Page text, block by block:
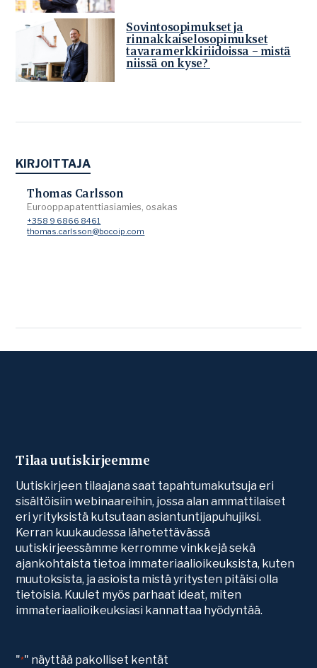
Sovintosopimukset ja
rinnakkaiselosopimukset
tavaramerkkiriidoissa – mistä
niissä on kyse?
KIRJOITTAJA
Thomas Carlsson
Eurooppapatenttiasiamies, osakas
+358 9 6866 8461
thomas.carlsson@bocoip.com
Tilaa uutiskirjeemme
Uutiskirjeen tilaajana saat tapahtumakutsuja eri
sisältöisiin webinaareihin, jossa alan ammattilaiset
eri yrityksistä kutsutaan asiantuntijapuhujiksi.
Kerran kuukaudessa lähetettävässä
uutiskirjeessämme kerromme vinkkejä sekä
ajankohtaista tietoa immateriaalioikeuksista, kuten
muutoksista, ja asioista mistä yritysten pitäisi olla
tietoisia. Kuulet myös parhaat ideat, miten
immateriaalioikeuksiasi kannattaa hyödyntää.
"*" näyttää pakolliset kentät